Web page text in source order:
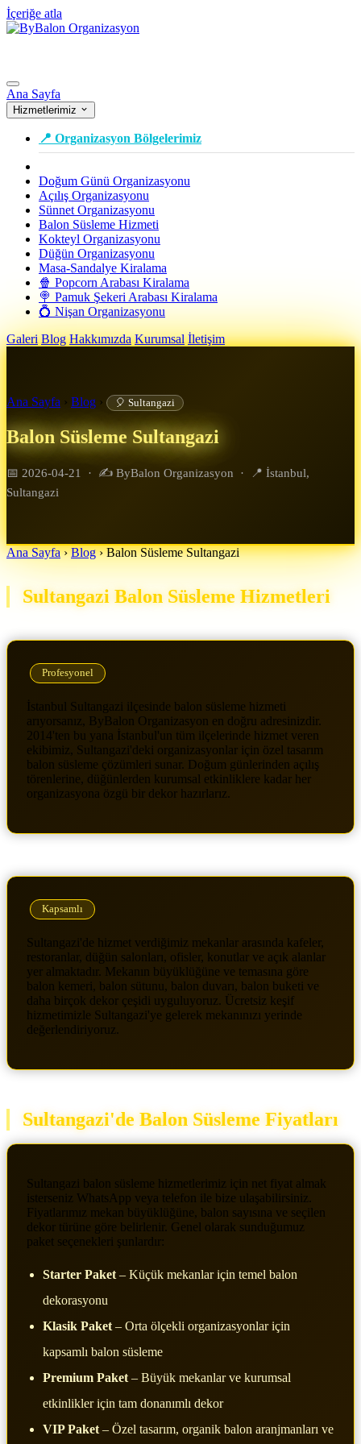
İçeriğe atla
Ana Sayfa
Hizmetlerimiz
📍 Organizasyon Bölgelerimiz
Doğum Günü Organizasyonu
Açılış Organizasyonu
Sünnet Organizasyonu
Balon Süsleme Hizmeti
Kokteyl Organizasyonu
Düğün Organizasyonu
Masa-Sandalye Kiralama
🍿 Popcorn Arabası Kiralama
🍭 Pamuk Şekeri Arabası Kiralama
💍 Nişan Organizasyonu
Galeri Blog Hakkımızda Kurumsal İletişim
Ana Sayfa › Blog › 🎈 Sultangazi
Balon Süsleme Sultangazi
📅 2026-04-21 · ✍️ ByBalon Organizasyon ·
📍 İstanbul,
Sultangazi
Ana Sayfa › Blog › Balon Süsleme Sultangazi
Sultangazi Balon Süsleme Hizmetleri
Profesyonel
İstanbul Sultangazi ilçesinde balon süsleme hizmeti
arıyorsanız, ByBalon Organizasyon en doğru adresinizdir.
2014'ten bu yana İstanbul'un tüm ilçelerinde hizmet veren
ekibimiz, Sultangazi'deki organizasyonlar için özel tasarım
balon süsleme çözümleri sunar. Doğum günlerinden açılış
törenlerine, düğünlerden kurumsal etkinliklere kadar her
organizasyona özgü bir dekor hazırlarız.
Kapsamlı
Sultangazi'de hizmet verdiğimiz mekanlar arasında kafeler,
restoranlar, düğün salonları, ofisler, konutlar ve açık alanlar
yer almaktadır. Mekanın büyüklüğüne ve temasına göre
balon kemeri, balon sütunu, balon duvarı, balon buketi ve
daha birçok dekor çeşidi uyguluyoruz. Ücretsiz keşif
hizmetimizle Sultangazi'ye gelerek mekanınızı yerinde
değerlendiriyoruz.
Sultangazi'de Balon Süsleme Fiyatları
Sultangazi balon süsleme hizmetlerimiz için net fiyat almak
isterseniz WhatsApp veya telefon ile bize ulaşabilirsiniz.
Fiyatlarımız mekan büyüklüğüne, balon sayısına ve seçilen
dekor türüne göre belirlenir. Genel olarak sunduğumuz
paket seçenekleri şunlardır:
Starter Paket – Küçük mekanlar için temel balon
dekorasyonu
Klasik Paket – Orta ölçekli organizasyonlar için
kapsamlı balon süsleme
Premium Paket – Büyük mekanlar ve kurumsal
etkinlikler için tam donanımlı dekor
VIP Paket – Özel tasarım, organik balon aranjmanları ve